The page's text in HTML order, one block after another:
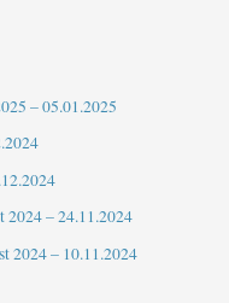
– 05.01.2025
2024 – 24.11.2024
2024 – 10.11.2024